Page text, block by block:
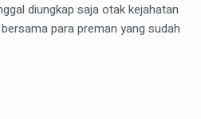
diungkap saja otak kejahatan
para preman yang sudah